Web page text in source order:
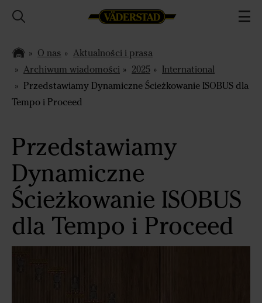
O nas
Aktualności i prasa
Archiwum wiadomości
2025
International
Przedstawiamy Dynamiczne Ścieżkowanie ISOBUS dla
Tempo i Proceed
Przedstawiamy
Dynamiczne
Ścieżkowanie ISOBUS
dla Tempo i Proceed